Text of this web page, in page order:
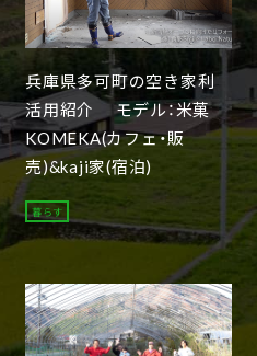
兵庫県多可町の空き家利
活用紹介 モデル：米菓
KOMEKA(カフェ・販
売)&kaji家(宿泊)
暮らす